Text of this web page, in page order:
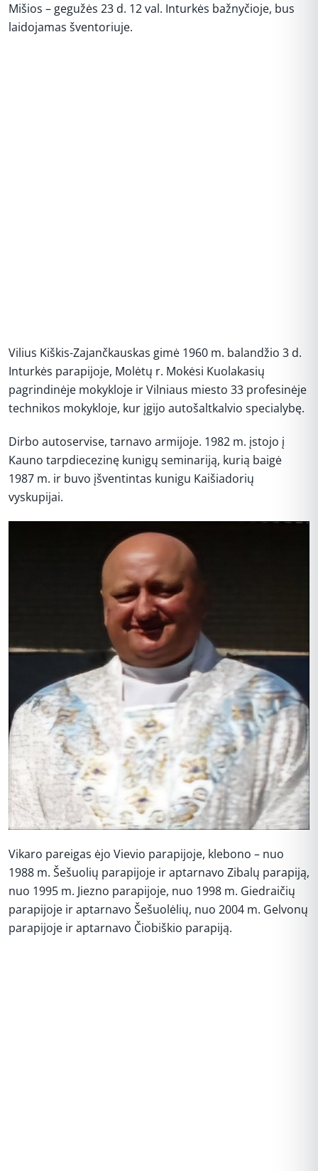
Mišios – gegužės 23 d. 12 val. Inturkės bažnyčioje, bus
laidojamas šventoriuje.
Vilius Kiškis-Zajančkauskas gimė 1960 m. balandžio 3 d.
Inturkės parapijoje, Molėtų r. Mokėsi Kuolakasių
pagrindinėje mokykloje ir Vilniaus miesto 33 profesinėje
technikos mokykloje, kur įgijo autošaltkalvio specialybę.
Dirbo autoservise, tarnavo armijoje. 1982 m. įstojo į
Kauno tarpdiecezinę kunigų seminariją, kurią baigė
1987 m. ir buvo įšventintas kunigu Kaišiadorių
vyskupijai.
Vikaro pareigas ėjo Vievio parapijoje, klebono – nuo
1988 m. Šešuolių parapijoje ir aptarnavo Zibalų parapiją,
nuo 1995 m. Jiezno parapijoje, nuo 1998 m. Giedraičių
parapijoje ir aptarnavo Šešuolėlių, nuo 2004 m. Gelvonų
parapijoje ir aptarnavo Čiobiškio parapiją.